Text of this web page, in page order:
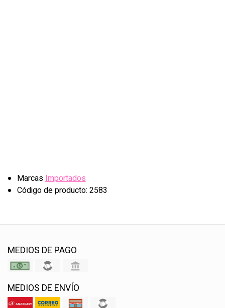
Marcas Importados
Código de producto: 2583
MEDIOS DE PAGO
MEDIOS DE ENVÍO